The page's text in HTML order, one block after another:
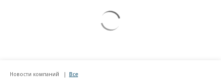
Новости компаний Все